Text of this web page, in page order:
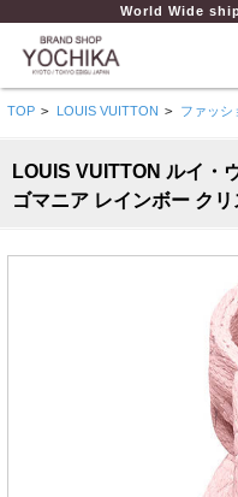
World Wide
TOP > LOUIS VUITTON > ファッシ
LOUIS VUITTON ルイ・
ゴマニア レインボー ク